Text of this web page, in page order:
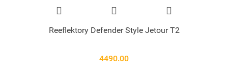
Reeflektory Defender Style Jetour T2
4490.00